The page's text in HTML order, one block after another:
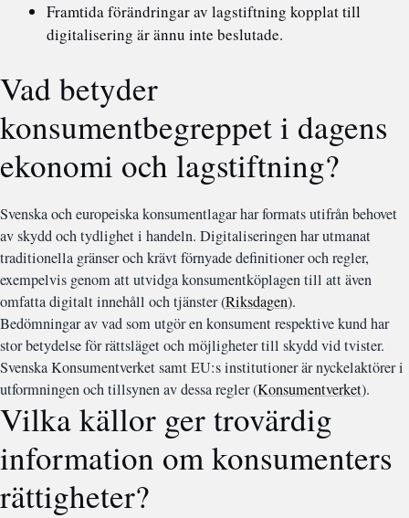
Framtida förändringar av lagstiftning kopplat till
digitalisering är ännu inte beslutade.
Vad betyder
konsumentbegreppet i dagens
ekonomi och lagstiftning?
Svenska och europeiska konsumentlagar har formats utifrån behovet
av skydd och tydlighet i handeln. Digitaliseringen har utmanat
traditionella gränser och krävt förnyade definitioner och regler,
exempelvis genom att utvidga konsumentköplagen till att även
omfatta digitalt innehåll och tjänster (Riksdagen).
Bedömningar av vad som utgör en konsument respektive kund har
stor betydelse för rättsläget och möjligheter till skydd vid tvister.
Svenska Konsumentverket samt EU:s institutioner är nyckelaktörer i
utformningen och tillsynen av dessa regler (Konsumentverket).
Vilka källor ger trovärdig
information om konsumenters
rättigheter?